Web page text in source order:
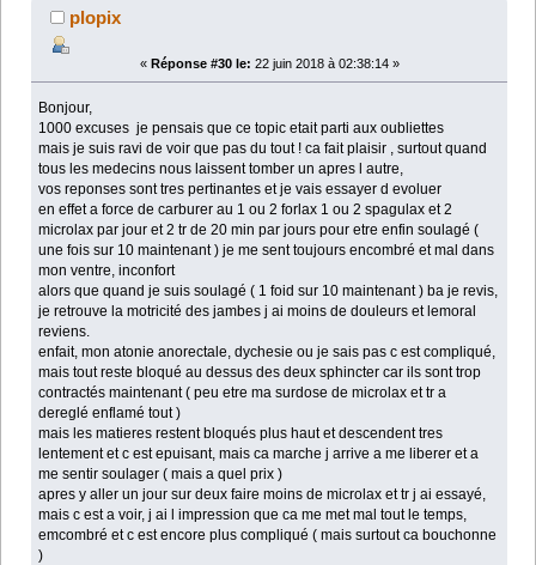
plopix
« Réponse #30 le: 22 juin 2018 à 02:38:14 »
Bonjour,
1000 excuses je pensais que ce topic etait parti aux oubliettes
mais je suis ravi de voir que pas du tout ! ca fait plaisir , surtout quand
tous les medecins nous laissent tomber un apres l autre,
vos reponses sont tres pertinantes et je vais essayer d evoluer
en effet a force de carburer au 1 ou 2 forlax 1 ou 2 spagulax et 2
microlax par jour et 2 tr de 20 min par jours pour etre enfin soulagé (
une fois sur 10 maintenant ) je me sent toujours encombré et mal dans
mon ventre, inconfort
alors que quand je suis soulagé ( 1 foid sur 10 maintenant ) ba je revis,
je retrouve la motricité des jambes j ai moins de douleurs et lemoral
reviens.
enfait, mon atonie anorectale, dychesie ou je sais pas c est compliqué,
mais tout reste bloqué au dessus des deux sphincter car ils sont trop
contractés maintenant ( peu etre ma surdose de microlax et tr a
dereglé enflamé tout )
mais les matieres restent bloqués plus haut et descendent tres
lentement et c est epuisant, mais ca marche j arrive a me liberer et a
me sentir soulager ( mais a quel prix )
apres y aller un jour sur deux faire moins de microlax et tr j ai essayé,
mais c est a voir, j ai l impression que ca me met mal tout le temps,
emcombré et c est encore plus compliqué ( mais surtout ca bouchonne
)